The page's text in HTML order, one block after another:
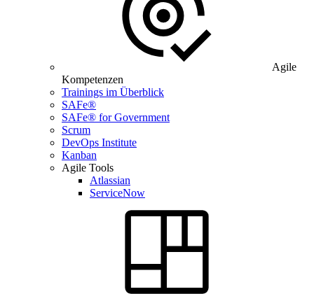
Agile
Kompetenzen
Trainings im Überblick
SAFe®
SAFe® for Government
Scrum
DevOps Institute
Kanban
Agile Tools
Atlassian
ServiceNow